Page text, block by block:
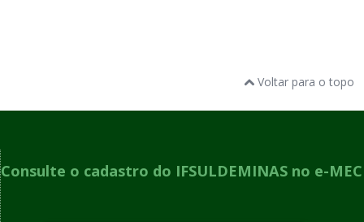
Voltar para o topo
Consulte o cadastro do IFSULDEMINAS no e-MEC